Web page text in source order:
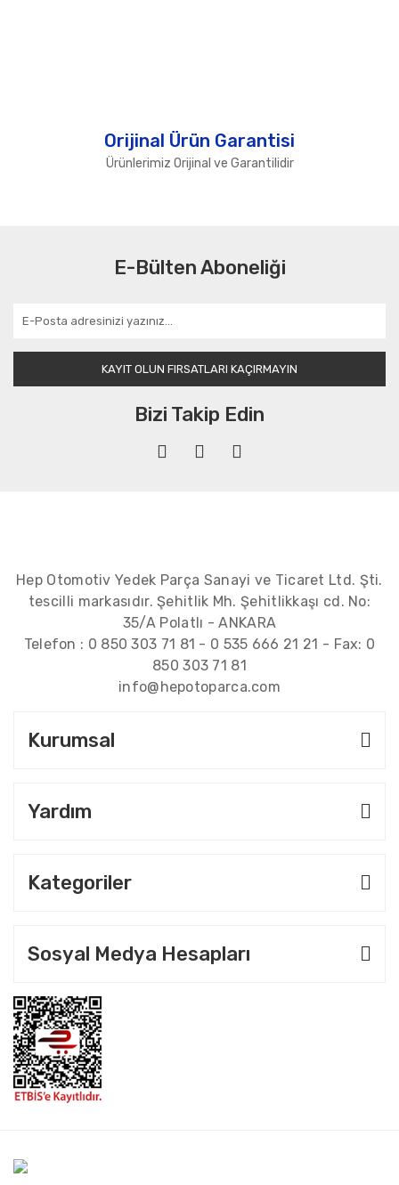
Orijinal Ürün Garantisi
Ürünlerimiz Orijinal ve Garantilidir
E-Bülten Aboneliği
KAYIT OLUN FIRSATLARI KAÇIRMAYIN
Bizi Takip Edin
Hep Otomotiv Yedek Parça Sanayi ve Ticaret Ltd. Şti.
tescilli markasıdır. Şehitlik Mh. Şehitlikkaşı cd. No:
35/A Polatlı - ANKARA
Telefon : 0 850 303 71 81 - 0 535 666 21 21 - Fax: 0
850 303 71 81
info@hepotoparca.com
Kurumsal
Yardım
Kategoriler
Sosyal Medya Hesapları